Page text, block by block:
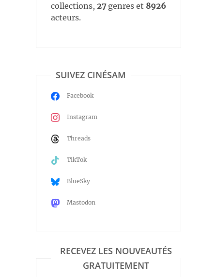
collections, 27genres et 8926
acteurs.
SUIVEZ CINÉSAM
Facebook
Instagram
Threads
TikTok
BlueSky
Mastodon
RECEVEZ LES NOUVEAUTÉS
GRATUITEMENT